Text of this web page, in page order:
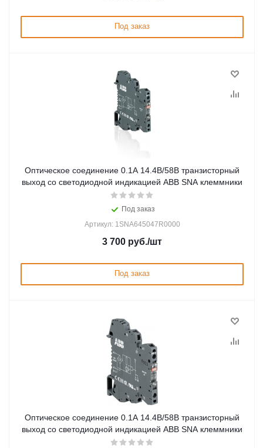
Под заказ
Оптическое соединение 0.1А 14.4В/58В транзисторный
выход со светодиодной индикацией ABB SNA клеммники
Под заказ
Артикул: 1SNA645047R0000
3 700 руб./шт
Под заказ
Оптическое соединение 0.1А 14.4В/58В транзисторный
выход со светодиодной индикацией ABB SNA клеммники